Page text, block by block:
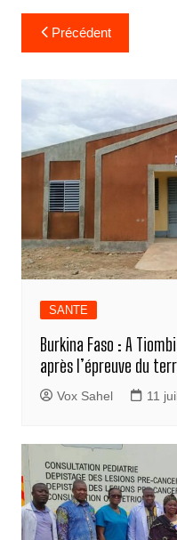
Navigation
de
l’article
Précédent
SANTE
Burkina Faso : A
après l’épreuve du
Vox Sahel 11